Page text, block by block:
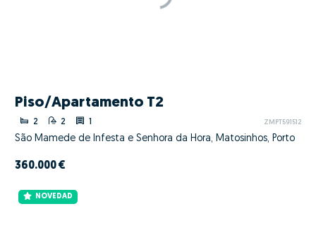
Piso/Apartamento T2
2 2 1 ZMPT591512
São Mamede de Infesta e Senhora da Hora, Matosinhos, Porto
360.000 €
NOVEDAD